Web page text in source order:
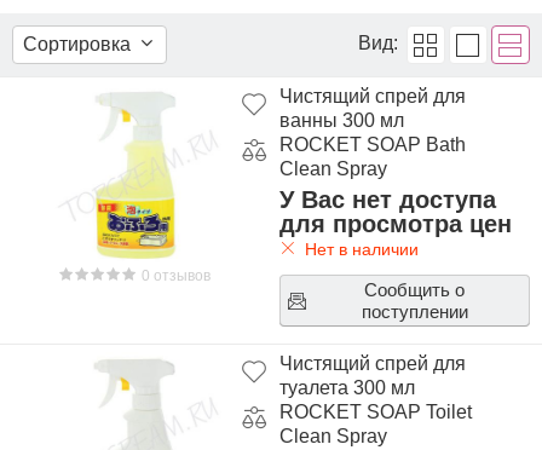
корейскую и японскую бытовую химию.
сырья, производятся в соответствии с высокими
стандартами качества, не вредят здоровью человека и
окружающей среде. Безвредные биоразлагаемые
компоненты, отсутствие парабенов и сульфатов, а
также других химических компонентов позволяют
навести безупречную чистоту в доме легко и быстро.
В интернет-магазине корейской косметики Topcream.ru
можно купить различные чистящие средства:
• для туалета,
• для кухни,
• для пола,
• для стекол и зеркал.
Сортировка Вид:
0 отзывов
Чистящий спрей для
ванны 300 мл
ROCKET SOAP Bath
Clean Spray
У Вас нет доступа
для просмотра цен
Нет в наличии
Сообщить о
поступлении
Чистящий спрей для
туалета 300 мл
ROCKET SOAP Toilet
Clean Spray